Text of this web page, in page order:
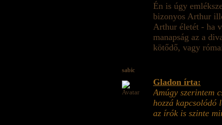
Én is úgy
bizonyos Arthur
Arthur életét - ha
manapság az a
kötődő, vagy
sabic
Gladon írta:
Amúgy szerintem
hozzá kapcsolódó
az írók is szinte